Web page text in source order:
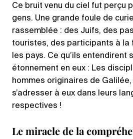
Ce bruit venu du ciel fut perçu
gens. Une grande foule de
rassemblée : des Juifs, des
touristes, des participants à la
les pays. Ce qu’ils entendirent
étonnement en eux : Les
hommes originaires de
s’adresser à eux dans leurs
respectives !
Le miracle de la